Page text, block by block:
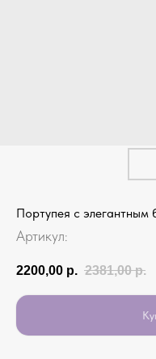
Портупея с
Артикул:
2200,00 р. 2381,00 р.